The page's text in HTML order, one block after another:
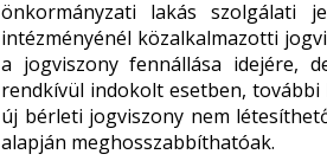
önkormányzati lakás szolgálati
intézményénél közalkalmazotti
a jogviszony fennállása idejére,
rendkívül indokolt esetben,
új bérleti jogviszony nem
alapján meghosszabbíthatóak.